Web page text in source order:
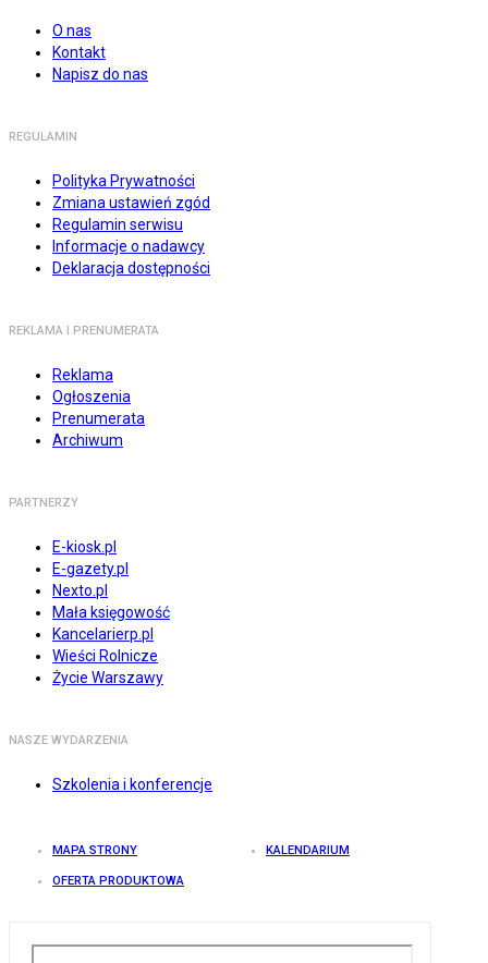
O nas
Kontakt
Napisz do nas
REGULAMIN
Polityka Prywatności
Zmiana ustawień zgód
Regulamin serwisu
Informacje o nadawcy
Deklaracja dostępności
REKLAMA I PRENUMERATA
Reklama
Ogłoszenia
Prenumerata
Archiwum
PARTNERZY
E-kiosk.pl
E-gazety.pl
Nexto.pl
Mała księgowość
Kancelarierp.pl
Wieści Rolnicze
Życie Warszawy
NASZE WYDARZENIA
Szkolenia i konferencje
MAPA STRONY KALENDARIUM
OFERTA PRODUKTOWA